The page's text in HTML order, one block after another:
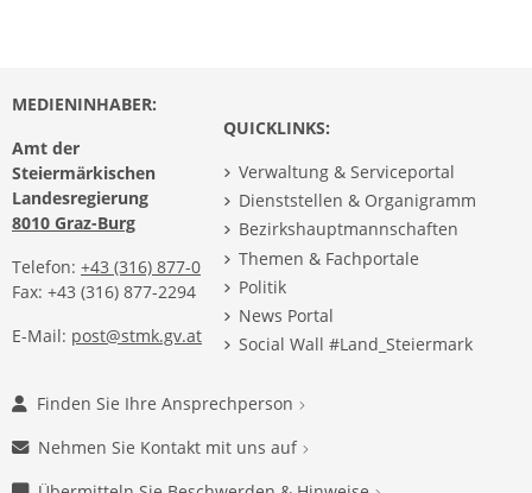
MEDIENINHABER:
Amt der
Steiermärkischen
Landesregierung
8010 Graz-Burg
Telefon: +43 (316) 877-0
Fax: +43 (316) 877-2294
E-Mail: post@stmk.gv.at
QUICKLINKS:
Verwaltung & Serviceportal
Dienststellen & Organigramm
Bezirkshauptmannschaften
Themen & Fachportale
Politik
News Portal
Social Wall #Land_Steiermark
Finden Sie Ihre Ansprechperson
Nehmen Sie Kontakt mit uns auf